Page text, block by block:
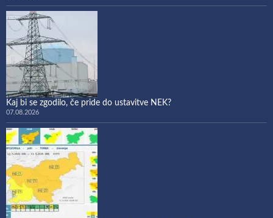
Kaj bi se zgodilo, če pride do ustavitve NEK?
07.08.2026